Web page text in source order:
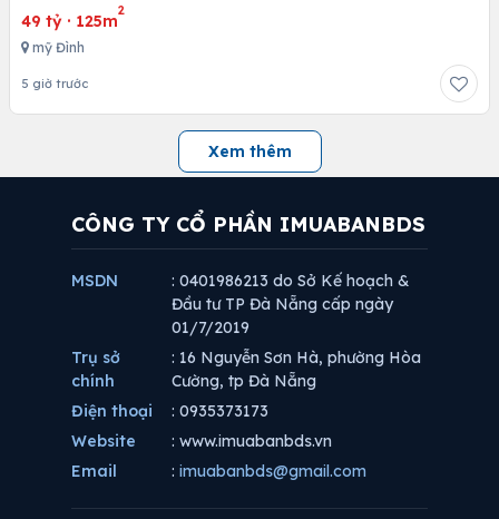
49 tỷ · 125m
2
mỹ Đình
5 giờ trước
Xem thêm
CÔNG TY CỔ PHẦN IMUABANBDS
MSDN
: 0401986213 do Sở Kế hoạch &
Đầu tư TP Đà Nẵng cấp ngày
01/7/2019
Trụ sở
chính
: 16 Nguyễn Sơn Hà, phường Hòa
Cường, tp Đà Nẵng
Điện thoại
: 0935373173
Website
: www.imuabanbds.vn
Email
: imuabanbds@gmail.com